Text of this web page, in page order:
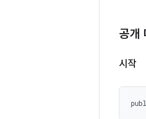
공개
시작